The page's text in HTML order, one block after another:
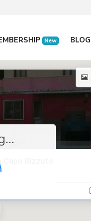
New BLOG
Capo Rizzuto